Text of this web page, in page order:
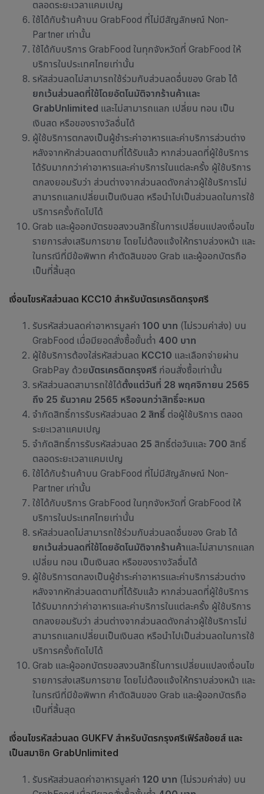
ตลอดระยะเวลาแคมเปญ
ใช้ได้กับร้านค้าบน GrabFood ที่ไม่มีสัญลักษณ์ Non-
Partner เท่านั้น
ใช้ได้กับบริการ GrabFood ในทุกจังหวัดที่ GrabFood ให้
บริการในประเทศไทยเท่านั้น
รหัสส่วนลดไม่สามารถใช้ร่วมกับส่วนลดอื่นของ Grab ได้
ยกเว้นส่วนลดที่ใช้โดยอัตโนมัติจากร้านค้าและ
GrabUnlimited และไม่สามารถแลก เปลี่ยน ทอน เป็น
เงินสด หรือของรางวัลอื่นได้
ผู้ใช้บริการตกลงเป็นผู้ชำระค่าอาหารและค่าบริการส่วนต่าง
หลังจากหักส่วนลดตามที่ได้รับแล้ว หากส่วนลดที่ผู้ใช้บริการ
ได้รับมากกว่าค่าอาหารและค่าบริการในแต่ละครั้ง ผู้ใช้บริการ
ตกลงยอมรับว่า ส่วนต่างจากส่วนลดดังกล่าวผู้ใช้บริการไม่
สามารถแลกเปลี่ยนเป็นเงินสด หรือนำไปเป็นส่วนลดในการใช้
บริการครั้งถัดไปได้
Grab และผู้ออกบัตรขอสงวนสิทธิ์ในการเปลี่ยนแปลงเงื่อนไข
รายการส่งเสริมการขาย โดยไม่ต้องแจ้งให้ทราบล่วงหน้า และ
ในกรณีที่มีข้อพิพาท คำตัดสินของ Grab และผู้ออกบัตรถือ
เป็นที่สิ้นสุด
เงื่อนไขรหัสส่วนลด KCC10 สำหรับบัตรเครดิตกรุงศรี
รับรหัสส่วนลดค่าอาหารมูลค่า 100 บาท (ไม่รวมค่าส่ง) บน
GrabFood เมื่อมียอดสั่งซื้อขั้นต่ำ 400 บาท
ผู้ใช้บริการต้องใส่รหัสส่วนลด KCC10 และเลือกจ่ายผ่าน
GrabPay ด้วยบัตรเครดิตกรุงศรี ก่อนสั่งซื้อเท่านั้น
รหัสส่วนลดสามารถใช้ได้ตั้งแต่วันที่ 28 พฤศจิกายน 2565
ถึง 25 ธันวาคม 2565 หรือจนกว่าสิทธิ์จะหมด
จำกัดสิทธิ์การรับรหัสส่วนลด 2 สิทธิ์ ต่อผู้ใช้บริการ ตลอด
ระยะเวลาแคมเปญ
จำกัดสิทธิ์การรับรหัสส่วนลด 25 สิทธิ์ต่อวันและ 700 สิทธิ์
ตลอดระยะเวลาแคมเปญ
ใช้ได้กับร้านค้าบน GrabFood ที่ไม่มีสัญลักษณ์ Non-
Partner เท่านั้น
ใช้ได้กับบริการ GrabFood ในทุกจังหวัดที่ GrabFood ให้
บริการในประเทศไทยเท่านั้น
รหัสส่วนลดไม่สามารถใช้ร่วมกับส่วนลดอื่นของ Grab ได้
ยกเว้นส่วนลดที่ใช้โดยอัตโนมัติจากร้านค้าและไม่สามารถแลก
เปลี่ยน ทอน เป็นเงินสด หรือของรางวัลอื่นได้
ผู้ใช้บริการตกลงเป็นผู้ชำระค่าอาหารและค่าบริการส่วนต่าง
หลังจากหักส่วนลดตามที่ได้รับแล้ว หากส่วนลดที่ผู้ใช้บริการ
ได้รับมากกว่าค่าอาหารและค่าบริการในแต่ละครั้ง ผู้ใช้บริการ
ตกลงยอมรับว่า ส่วนต่างจากส่วนลดดังกล่าวผู้ใช้บริการไม่
สามารถแลกเปลี่ยนเป็นเงินสด หรือนำไปเป็นส่วนลดในการใช้
บริการครั้งถัดไปได้
Grab และผู้ออกบัตรขอสงวนสิทธิ์ในการเปลี่ยนแปลงเงื่อนไข
รายการส่งเสริมการขาย โดยไม่ต้องแจ้งให้ทราบล่วงหน้า และ
ในกรณีที่มีข้อพิพาท คำตัดสินของ Grab และผู้ออกบัตรถือ
เป็นที่สิ้นสุด
เงื่อนไขรหัสส่วนลด GUKFV สำหรับบัตรกรุงศรีเฟิร์สช้อยส์ และ
เป็นสมาชิก GrabUnlimited
รับรหัสส่วนลดค่าอาหารมูลค่า 120 บาท (ไม่รวมค่าส่ง) บน